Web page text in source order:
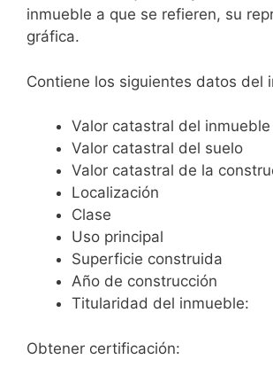
inmueble a que se refieren, su
gráfica.
Contiene los siguientes datos del
Valor catastral del inmueble
Valor catastral del suelo
Valor catastral de la
Localización
Clase
Uso principal
Superficie construida
Año de construcción
Titularidad del inmueble:
Obtener certificación: